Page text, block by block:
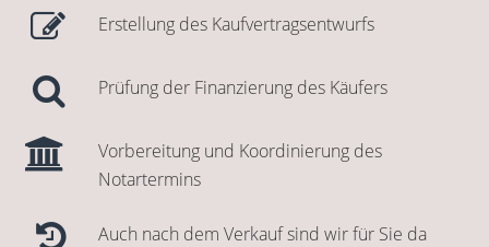
Erstellung des Kaufvertragsentwurfs
Prüfung der Finanzierung des Käufers
Vorbereitung und Koordinierung des
Notartermins
Auch nach dem Verkauf sind wir für Sie da